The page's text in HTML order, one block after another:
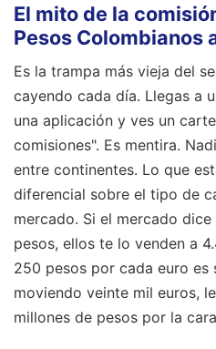
El mito de la
Pesos Colombianos
Es la trampa más vieja del
cayendo cada día. Llegas a
una aplicación y ves un
comisiones". Es mentira.
entre continentes. Lo que
diferencial sobre el tipo de
mercado. Si el mercado
pesos, ellos te lo venden a
250 pesos por cada euro es
moviendo veinte mil euros,
millones de pesos por la